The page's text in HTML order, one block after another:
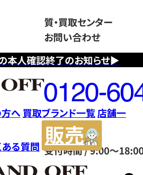
本人確認終了のお知らせ▶
質・買取センター
お問い合わせ
フ
リ
ー
ダ
イ
ヤ
ル
0120604117
受付時間 / 9:00～
へ 買取ブランド一覧店舗一
ある質問
サ